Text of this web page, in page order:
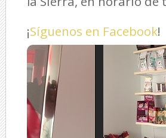
¡Síguenos en Facebook!